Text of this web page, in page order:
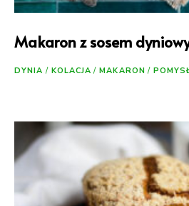
Makaron z sosem
DYNIA / KOLACJA / MAKARON /